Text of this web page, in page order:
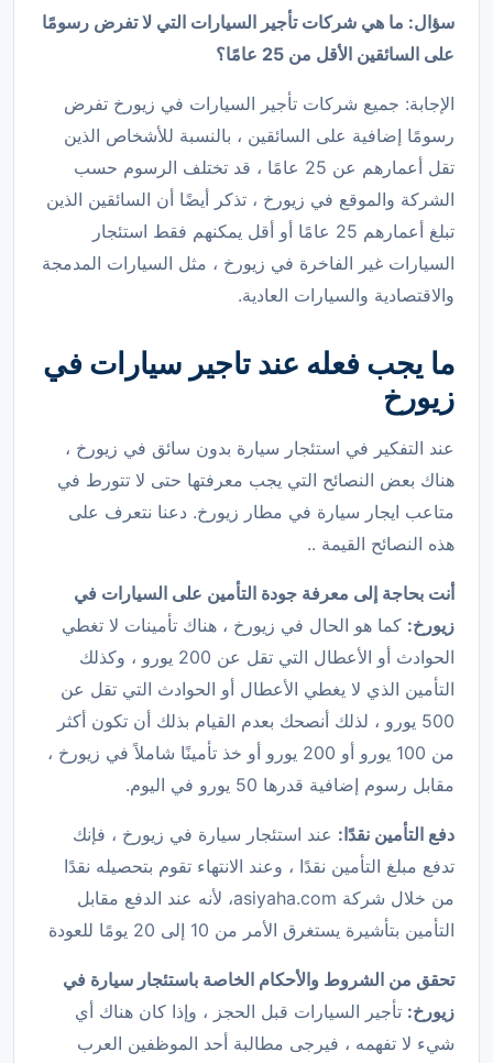
سؤال: ما هي شركات تأجير السيارات التي لا تفرض رسومًا
على السائقين الأقل من 25 عامًا؟
الإجابة: جميع شركات تأجير السيارات في زيورخ تفرض
رسومًا إضافية على السائقين ، بالنسبة للأشخاص الذين
تقل أعمارهم عن 25 عامًا ، قد تختلف الرسوم حسب
الشركة والموقع في زيورخ ، تذكر أيضًا أن السائقين الذين
تبلغ أعمارهم 25 عامًا أو أقل يمكنهم فقط استئجار
السيارات غير الفاخرة في زيورخ ، مثل السيارات المدمجة
والاقتصادية والسيارات العادية.
ما يجب فعله عند تاجير سيارات في
زيورخ
عند التفكير في استئجار سيارة بدون سائق في زيورخ ،
هناك بعض النصائح التي يجب معرفتها حتى لا تتورط في
متاعب ايجار سيارة في مطار زيورخ. دعنا نتعرف على
هذه النصائح القيمة ..
أنت بحاجة إلى معرفة جودة التأمين على السيارات في
زيورخ: كما هو الحال في زيورخ ، هناك تأمينات لا تغطي
الحوادث أو الأعطال التي تقل عن 200 يورو ، وكذلك
التأمين الذي لا يغطي الأعطال أو الحوادث التي تقل عن
500 يورو ، لذلك أنصحك بعدم القيام بذلك أن تكون أكثر
من 100 يورو أو 200 يورو أو خذ تأمينًا شاملاً في زيورخ ،
مقابل رسوم إضافية قدرها 50 يورو في اليوم.
دفع التأمين نقدًا: عند استئجار سيارة في زيورخ ، فإنك
تدفع مبلغ التأمين نقدًا ، وعند الانتهاء تقوم بتحصيله نقدًا
من خلال شركة asiyaha.com، لأنه عند الدفع مقابل
التأمين بتأشيرة يستغرق الأمر من 10 إلى 20 يومًا للعودة
تحقق من الشروط والأحكام الخاصة باستئجار سيارة في
زيورخ: تأجير السيارات قبل الحجز ، وإذا كان هناك أي
شيء لا تفهمه ، فيرجى مطالبة أحد الموظفين العرب